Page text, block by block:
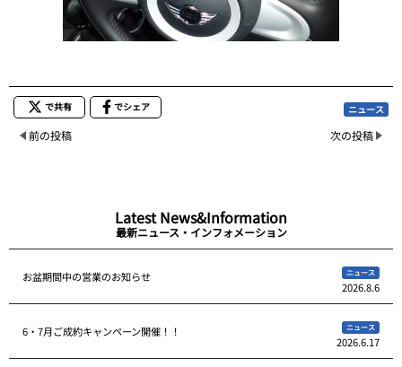
で共有 でシェア ニュース
前の投稿 次の投稿
Latest News&Information
最新ニュース・インフォメーション
お盆期間中の営業のお知らせ ニュース
2026.8.6
6・7月ご成約キャンペーン開催！！ ニュース
2026.6.17